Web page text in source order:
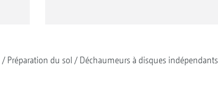
Préparation du sol Déchaumeurs à disques indépendants